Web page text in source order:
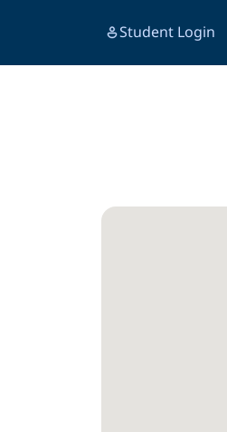
Student Login